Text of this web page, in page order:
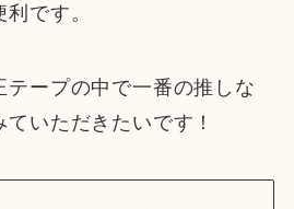
です。
テープの中で一番の推しな
いただきたいです！